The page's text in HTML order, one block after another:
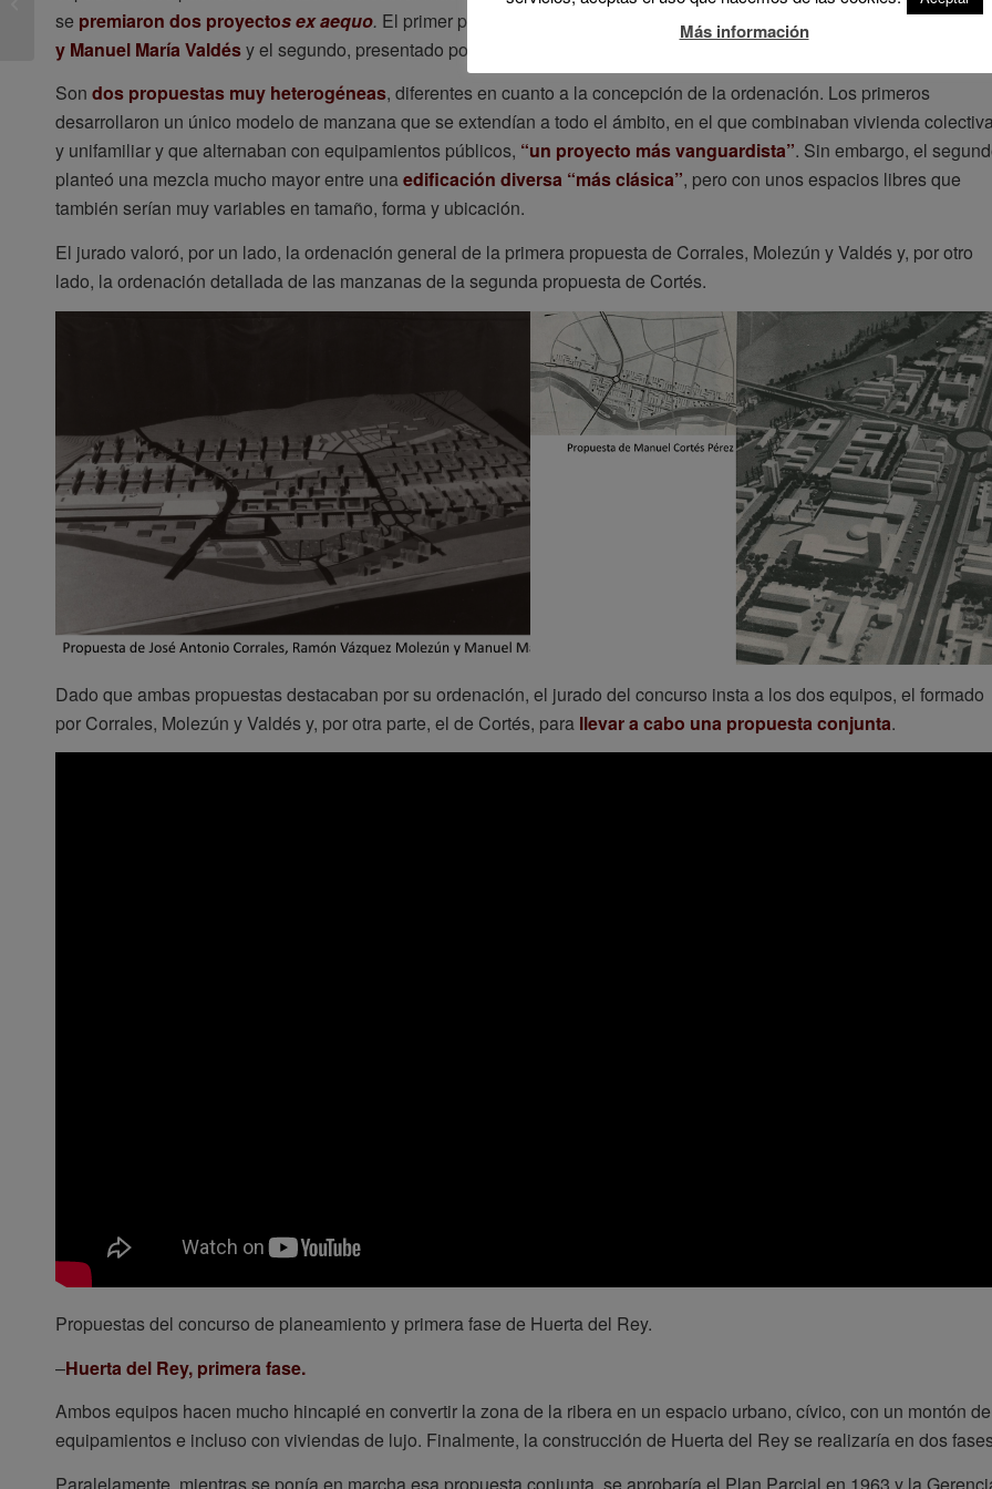
se premiaron dos proyectos ex aequo. El primer proyecto formado por
Antonio Corrales, Ramón Vázquez Molezún
y Manuel María Valdésy el segundo, presentado por
Son dos propuestas muy heterogéneas, diferentes en cuanto a la concepción de la ordenación. Los primeros
desarrollaron un único modelo de manzana que se extendían a todo el ámbito, en el que combinaban vivienda
y unifamiliar y que alternaban con equipamientos públicos, “un proyecto más vanguardista”. Sin embargo, el
planteó una mezcla mucho mayor entre unaedificación diversa “más clásica”, pero con unos espacios libres que
también serían muy variables en tamaño, forma y ubicación.
El jurado valoró, por un lado, la ordenación general de la primera propuesta de Corrales, Molezún y Valdés y, por otro
lado, la ordenación detallada de las manzanas de la segunda propuesta de Cortés.
Dado que ambas propuestas destacaban por su ordenación, el jurado del concurso insta a los dos equipos, el formado
por Corrales, Molezún y Valdés y, por otra parte, el de Cortés, para llevar a cabo una propuesta conjunta.
Propuestas del concurso de planeamiento y primera fase de Huerta del Rey.
–Huerta del Rey, primera fase.
Ambos equipos hacen mucho hincapié en convertir la zona de la ribera en un espacio urbano, cívico, con un montón de
equipamientos e incluso con viviendas de lujo. Finalmente, la construcción de Huerta del Rey se realizaría en dos
Paralelamente, mientras se ponía en marcha esa propuesta conjunta, se aprobaría el Plan Parcial en 1963 y la
nueva oferta formativa
Más información